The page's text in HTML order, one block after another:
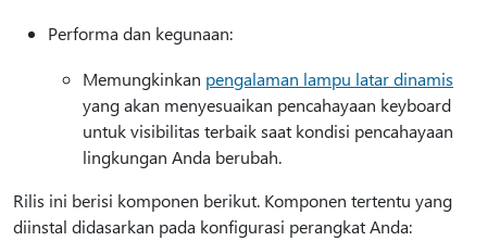
Performa dan kegunaan:
Memungkinkan pengalaman lampu latar dinamis
yang akan menyesuaikan pencahayaan keyboard
untuk visibilitas terbaik saat kondisi pencahayaan
lingkungan Anda berubah.
Rilis ini berisi komponen berikut. Komponen tertentu yang
diinstal didasarkan pada konfigurasi perangkat Anda: